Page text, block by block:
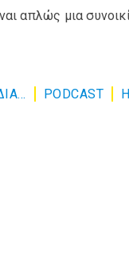
απλώς μια
PODCAST